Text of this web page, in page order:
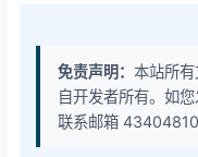
免责声明： 本站所
自开发者所有。如
联系邮箱